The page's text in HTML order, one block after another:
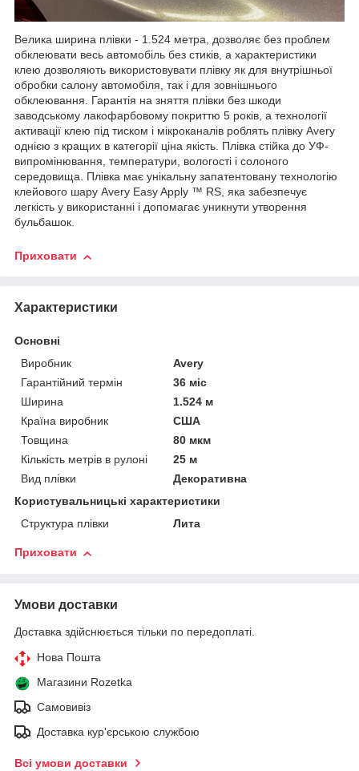
Велика ширина плівки - 1.524 метра, дозволяє без проблем
обклеювати весь автомобіль без стиків, а характеристики
клею дозволяють використовувати плівку як для внутрішньої
обробки салону автомобіля, так і для зовнішнього
обклеювання. Гарантія на зняття плівки без шкоди
заводському лакофарбовому покриттю 5 років, а технології
активації клею під тиском і мікроканалів роблять плівку Avery
однією з кращих в категорії ціна якість. Плівка стійка до УФ-
випромінювання, температури, вологості і солоного
середовища. Плівка має унікальну запатентовану технологію
клейового шару Avery Easy Apply ™ RS, яка забезпечує
легкість у використанні і допомагає уникнути утворення
бульбашок.
Приховати
Характеристики
Основні
Виробник
Avery
Гарантійний термін
36 міс
Ширина
1.524 м
Країна виробник
США
Товщина
80 мкм
Кількість метрів в рулоні
25 м
Вид плівки
Декоративна
Користувальницькі характеристики
Структура плівки
Лита
Приховати
Умови доставки
Доставка здійснюється тільки по передоплаті.
Нова Пошта
Магазини Rozetka
Самовивіз
Доставка кур'єрською службою
Всі умови доставки